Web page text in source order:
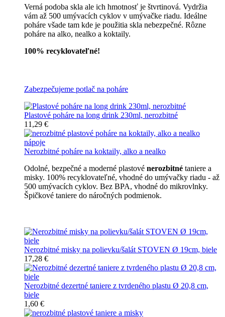
Verná podoba skla ale ich hmotnosť je štvrtinová. Vydržia
vám až 500 umývacích cyklov v umývačke riadu. Ideálne
poháre všade tam kde je použitia skla nebezpečné. Rôzne
poháre na alko, nealko a koktaily.
100% recyklovateľné!
Zabezpečujeme potlač na poháre
Plastové poháre na long drink 230ml, nerozbitné
11,29 €
Nerozbitné poháre na koktaily, alko a nealko
Odolné, bezpečné a moderné plastové nerozbitné taniere a
misky. 100% recyklovateľné, vhodné do umývačky riadu - až
500 umývacích cyklov. Bez BPA, vhodné do mikrovlnky.
Špičkové taniere do náročných podmienok.
Nerozbitné misky na polievku/šalát STOVEN Ø 19cm, biele
17,28 €
Nerozbitné dezertné taniere z tvrdeného plastu Ø 20,8 cm,
biele
1,60 €